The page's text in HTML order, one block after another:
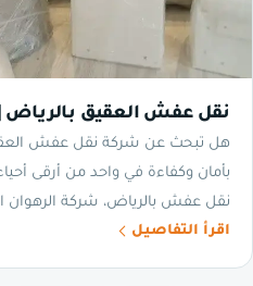
نقل عفش العقيق
هل تبحث عن شركة نقل عفش
بأمان وكفاءة في واحد من أرقى
نقل عفش بالرياض، شركة الرهوان
اقرأ التفاصيل